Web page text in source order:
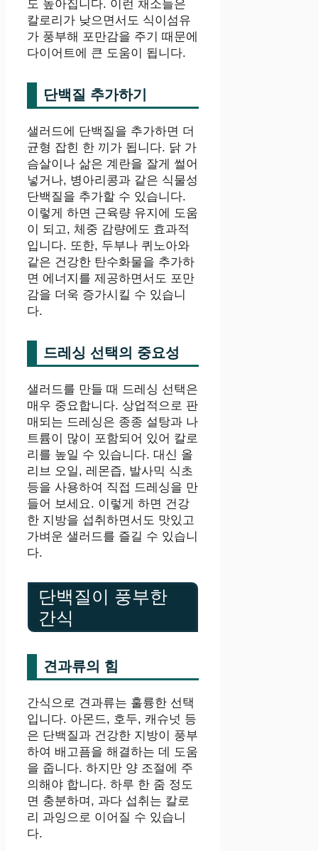
도 높아집니다. 이런 채소들은
칼로리가 낮으면서도 식이섬유
가 풍부해 포만감을 주기 때문에
다이어트에 큰 도움이 됩니다.
단백질 추가하기
샐러드에 단백질을 추가하면 더
균형 잡힌 한 끼가 됩니다. 닭 가
슴살이나 삶은 계란을 잘게 썰어
넣거나, 병아리콩과 같은 식물성
단백질을 추가할 수 있습니다.
이렇게 하면 근육량 유지에 도움
이 되고, 체중 감량에도 효과적
입니다. 또한, 두부나 퀴노아와
같은 건강한 탄수화물을 추가하
면 에너지를 제공하면서도 포만
감을 더욱 증가시킬 수 있습니
다.
드레싱 선택의 중요성
샐러드를 만들 때 드레싱 선택은
매우 중요합니다. 상업적으로 판
매되는 드레싱은 종종 설탕과 나
트륨이 많이 포함되어 있어 칼로
리를 높일 수 있습니다. 대신 올
리브 오일, 레몬즙, 발사믹 식초
등을 사용하여 직접 드레싱을 만
들어 보세요. 이렇게 하면 건강
한 지방을 섭취하면서도 맛있고
가벼운 샐러드를 즐길 수 있습니
다.
단백질이 풍부한
간식
견과류의 힘
간식으로 견과류는 훌륭한 선택
입니다. 아몬드, 호두, 캐슈넛 등
은 단백질과 건강한 지방이 풍부
하여 배고픔을 해결하는 데 도움
을 줍니다. 하지만 양 조절에 주
의해야 합니다. 하루 한 줌 정도
면 충분하며, 과다 섭취는 칼로
리 과잉으로 이어질 수 있습니
다.